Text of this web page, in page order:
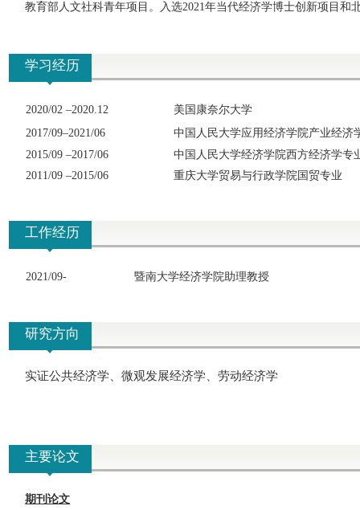
教育部人文社科青年项目。入选2021年当代经济学博士创新项目和
学习经历
2020/02 –2020.12
美国康奈尔大学
2017/09–2021/06
中国人民大学应用经济学院产业经济
2015/09 –2017/06
中国人民大学经济学院西方经济学专
2011/09 –2015/06 重庆大学贸易与行政学院国贸专业
工作经历
2021/09-暨南大学经济学院助理教授
研究方向
实证公共经济学、微观发展经济学、劳动经济学
主要论文
期刊论文